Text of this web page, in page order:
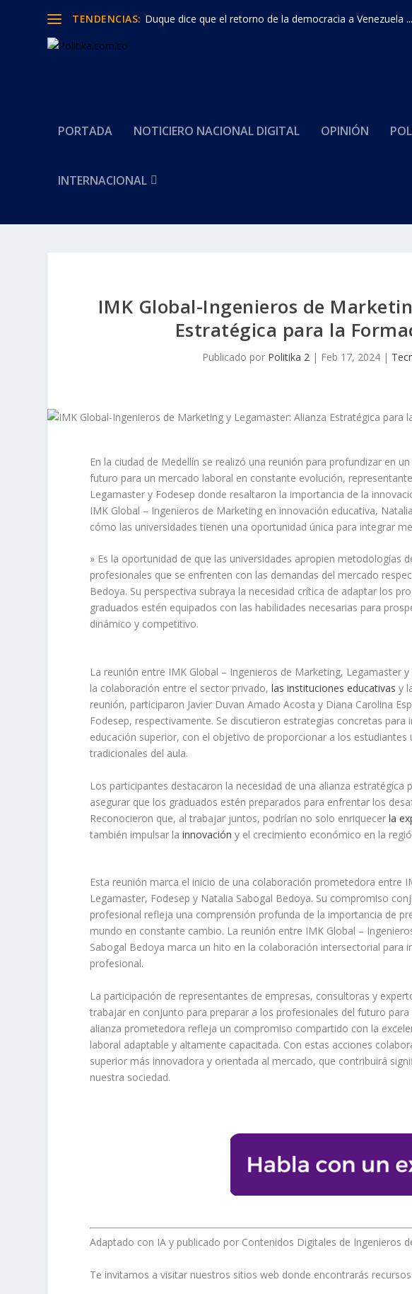
TENDENCIAS: Duque dice que el retorno de la democracia a Venezuela ...
PORTADA NOTICIERO NACIONAL DIGITAL OPINIÓN
INTERNACIONAL
IMK Global-Ingenieros de
Estratégica para la
Publicado por Politika 2 | Feb 17, 2024 |
En la ciudad de Medellín se realizó una reunión para profundizar en
futuro para un mercado laboral en constante evolución,
Legamaster y Fodesep donde resaltaron la importancia de la
IMK Global – Ingenieros de Marketing en innovación educativa,
cómo las universidades tienen una oportunidad única para integrar
» Es la oportunidad de que las universidades apropien metodologías
profesionales que se enfrenten con las demandas del mercado
Bedoya. Su perspectiva subraya la necesidad crítica de adaptar los
graduados estén equipados con las habilidades necesarias para
dinámico y competitivo.
La reunión entre IMK Global – Ingenieros de Marketing, Legamaster
la colaboración entre el sector privado,las instituciones educativasy
reunión, participaron Javier Duvan Amado Acosta y Diana Carolina
Fodesep, respectivamente. Se discutieron estrategias concretas
educación superior, con el objetivo de proporcionar a los
tradicionales del aula.
Los participantes destacaron la necesidad de una alianza
asegurar que los graduados estén preparados para enfrentar los
Reconocieron que, al trabajar juntos, podrían no solo enriquecerla
también impulsar lainnovación y el crecimiento económico en la
Esta reunión marca el inicio de una colaboración prometedora entre
Legamaster, Fodesep y Natalia Sabogal Bedoya. Su compromiso
profesional refleja una comprensión profunda de la importancia de
mundo en constante cambio. La reunión entre IMK Global –
Sabogal Bedoya marca un hito en la colaboración intersectorial para
profesional.
La participación de representantes de empresas, consultoras y
trabajar en conjunto para preparar a los profesionales del futuro
alianza prometedora refleja un compromiso compartido con la
laboral adaptable y altamente capacitada. Con estas acciones
superior más innovadora y orientada al mercado, que contribuirá
nuestra sociedad.
Adaptado con IA y publicado por Contenidos Digitales de Ingenieros
Te invitamos a visitar nuestros sitios web donde encontrarás